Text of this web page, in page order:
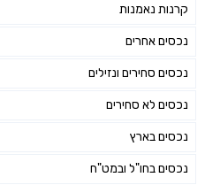
קרנות נאמנות
נכסים אחרים
נכסים סחירים ונזילים
נכסים לא סחירים
נכסים בארץ
נכסים בחו"ל ובמט"ח